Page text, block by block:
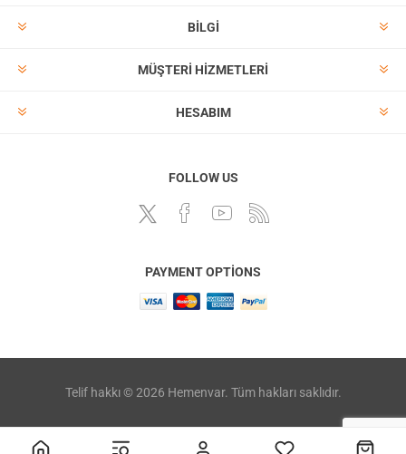
BILGI
MÜŞTERI HIZMETLERI
HESABIM
FOLLOW US
PAYMENT OPTIONS
Telif hakkı © 2026 Hemenvar. Tüm hakları saklıdır.